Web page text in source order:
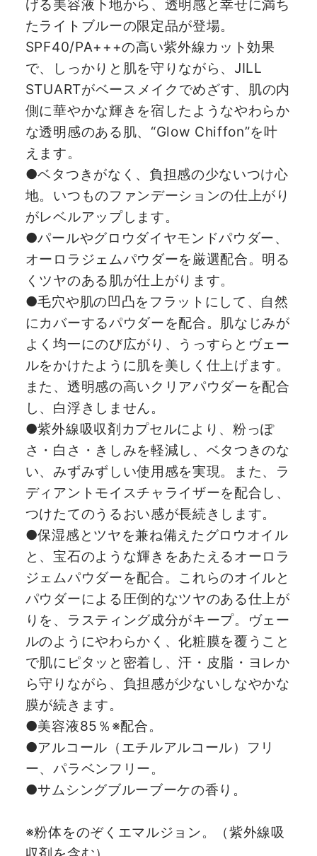
げる美容液下地から、透明感と幸せに満ち
たライトブルーの限定品が登場。
SPF40/PA+++の高い紫外線カット効果
で、しっかりと肌を守りながら、JILL
STUARTがベースメイクでめざす、肌の内
側に華やかな輝きを宿したようなやわらか
な透明感のある肌、“Glow Chiffon”を叶
えます。
●ベタつきがなく、負担感の少ないつけ心
地。いつものファンデーションの仕上がり
がレベルアップします。
●パールやグロウダイヤモンドパウダー、
オーロラジェムパウダーを厳選配合。明る
くツヤのある肌が仕上がります。
●毛穴や肌の凹凸をフラットにして、自然
にカバーするパウダーを配合。肌なじみが
よく均一にのび広がり、うっすらとヴェー
ルをかけたように肌を美しく仕上げます。
また、透明感の高いクリアパウダーを配合
し、白浮きしません。
●紫外線吸収剤カプセルにより、粉っぽ
さ・白さ・きしみを軽減し、ベタつきのな
い、みずみずしい使用感を実現。また、ラ
ディアントモイスチャライザーを配合し、
つけたてのうるおい感が長続きします。
●保湿感とツヤを兼ね備えたグロウオイル
と、宝石のような輝きをあたえるオーロラ
ジェムパウダーを配合。これらのオイルと
パウダーによる圧倒的なツヤのある仕上が
りを、ラスティング成分がキープ。ヴェー
ルのようにやわらかく、化粧膜を覆うこと
で肌にピタッと密着し、汗・皮脂・ヨレか
ら守りながら、負担感が少ないしなやかな
膜が続きます。
●美容液85％※配合。
●アルコール（エチルアルコール）フリ
ー、パラベンフリー。
●サムシングブルーブーケの香り。
※粉体をのぞくエマルジョン。（紫外線吸